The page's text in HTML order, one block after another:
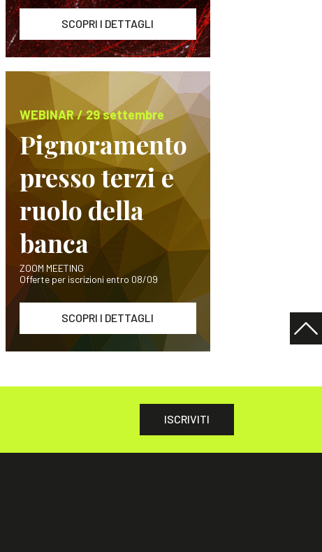
SCOPRI I DETTAGLI
WEBINAR / 29 settembre
Pignoramento
presso terzi e
ruolo della
banca
ZOOM MEETING
Offerte per iscrizioni entro 08/09
SCOPRI I DETTAGLI
ISCRIVITI